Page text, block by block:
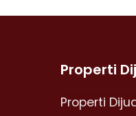
Properti
Properti